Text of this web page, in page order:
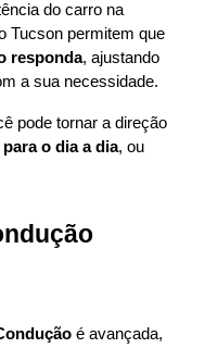
do carro na
Tucson permitem que
responda, ajustando
a sua necessidade.
o dia a dia
é avançada,